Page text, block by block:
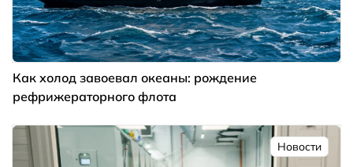
Как холод завоевал океаны: рождение
рефрижераторного флота
Новости